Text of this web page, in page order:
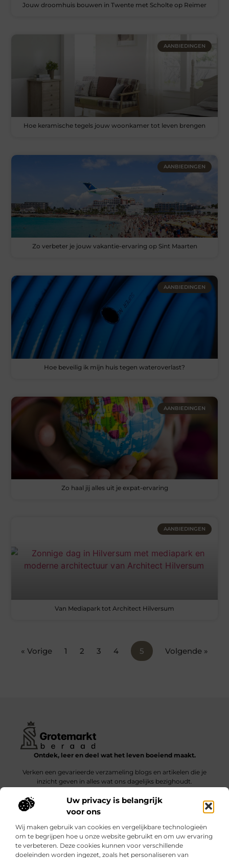
Uw privacy is belangrijk
voor ons
Wij maken gebruik van cookies en vergelijkbare technologieën
om te begrijpen hoe u onze website gebruikt en om uw ervaring
te verbeteren. Deze cookies kunnen voor verschillende
doeleinden worden ingezet, zoals het personaliseren van
Jouw droomhuis bouwen in Twente met Scholte op Reimer
AANBIEDINGEN
Hoe keramische tegels jouw woonkamer tot leven brengen
AANBIEDINGEN
Zo verbeter je jouw vakantie-ervaring op Sint Maarten
AANBIEDINGEN
Hoe beveilig ik mijn huis tegen wateroverlast?
AANBIEDINGEN
Zo haal jij alles uit je expat-ervaring
AANBIEDINGEN
Van Mediapark tot Architect Hilversum
« Vorige 1 2 3 4 5 Volgende »
Ontdek, leer en deel wat het leven boeiend maakt.
Verken een gevarieerde verzameling blogs en artikelen die je
inzicht geven in alles wat ons dagelijks bezighoudt.
Bericht categorie